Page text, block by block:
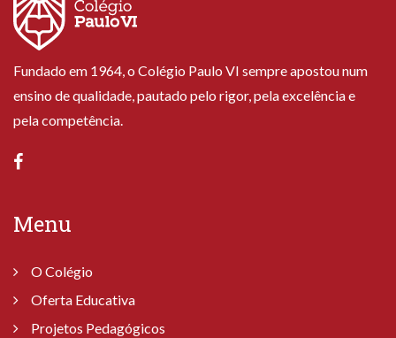
Fundado em 1964, o Colégio Paulo VI sempre apostou num
ensino de qualidade, pautado pelo rigor, pela excelência e
pela competência.
Menu
O Colégio
Oferta Educativa
Projetos Pedagógicos